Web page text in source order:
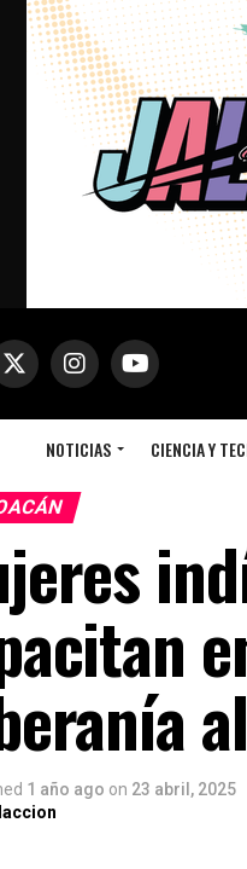
NOTICIAS CIENCIA Y
1 año ago on 23 abril, 2025